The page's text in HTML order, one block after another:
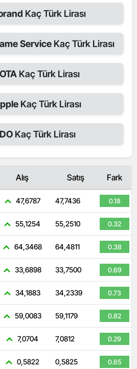
Kaç Türk Lirası
Service Kaç Türk Lirası
Kaç Türk Lirası
Kaç Türk Lirası
Kaç Türk Lirası
Alış Satış Fark
47,6787 47,7436 0.18
55,1254 55,2510 0.32
64,3468 64,4811 0.38
33,6898 33,7500 0.69
34,1883 34,2339 0.73
59,0083 59,1179 0.82
7,0704 7,0812 0.29
0,5822 0,5825 0.65